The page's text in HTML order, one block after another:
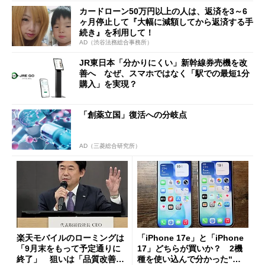
カードローン50万円以上の人は、返済を3～6
ヶ月停止して『大幅に減額してから返済する手
続き』を利用して！
AD（渋谷法務総合事務所）
JR東日本「分かりにくい」新幹線券売機を改
善へ なぜ、スマホではなく「駅での最短1分
購入」を実現？
「創薬立国」復活への分岐点
AD（三菱総合研究所）
楽天モバイルのローミングは
「9月末をもって予定通りに
終了」 狙いは「品質改善」
「iPhone 17e」と「iPhone
17」どちらが買いか？ 2機
種を使い込んで分かった“ス